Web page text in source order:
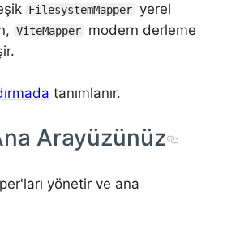
FilesystemMapper yerel
ViteMapper
modern derleme
tanımlanır.
Arayüzünüz
yönetir ve ana